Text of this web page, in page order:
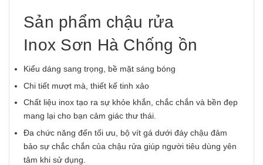
Sản phẩm chậu rửa
Inox Sơn Hà Chống ồn
Kiểu dáng sang trọng, bề mặt sáng bóng
Chi tiết mượt mà, thiết kế tinh xảo
Chất liệu inox tạo ra sự khỏe khắn, chắc chắn và bền đẹp
mang lại cho bạn cảm giác thư thái.
Đa chức năng đến tối ưu, bộ vít gá dưới đáy chậu đảm
bảo sự chắc chắn của chậu rửa giúp người tiêu dùng yên
tâm khi sử dụng.